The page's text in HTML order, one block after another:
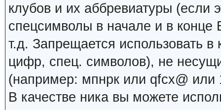
клубов и их аббревиатуры (если
спецсимволы в начале и в
т.д. Запрещается использовать
цифр, спец. символов), не
(например: мпнрк или qfcx@ или
В качестве ника вы можете